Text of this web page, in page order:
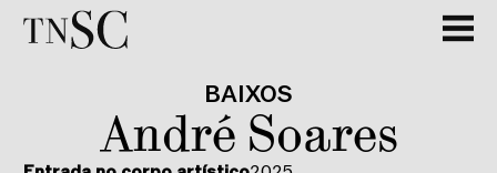
BAIXOS
André Soares